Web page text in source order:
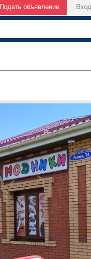
Подать объявление Вход